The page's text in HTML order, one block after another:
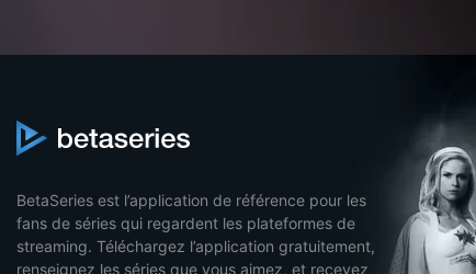
BetaSeries est l’application de référence pour les
fans de séries qui regardent les plateformes de
streaming. Téléchargez l’application gratuitement,
renseignez les séries que vous aimez, et recevez